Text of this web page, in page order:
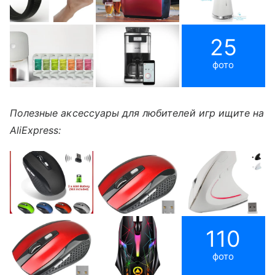
25
фото
Полезные аксессуары для любителей игр ищите на
AliExpress:
110
фото